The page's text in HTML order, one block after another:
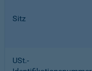
Sitz
USt.-